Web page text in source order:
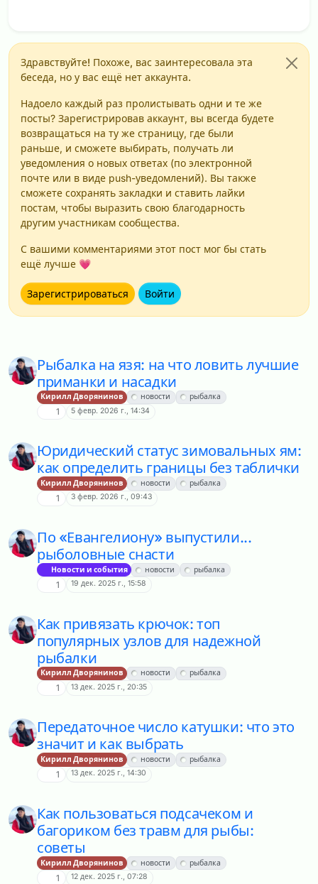
Здравствуйте! Похоже, вас заинтересовала эта
беседа, но у вас ещё нет аккаунта.
Надоело каждый раз пролистывать одни и те же
посты? Зарегистрировав аккаунт, вы всегда будете
возвращаться на ту же страницу, где были
раньше, и сможете выбирать, получать ли
уведомления о новых ответах (по электронной
почте или в виде push-уведомлений). Вы также
сможете сохранять закладки и ставить лайки
постам, чтобы выразить свою благодарность
другим участникам сообщества.
С вашими комментариями этот пост мог бы стать
ещё лучше 💗
Зарегистрироваться Войти
Рыбалка на язя: на что ловить лучшие
приманки и насадки
Кирилл Дворянинов новости рыбалка
1 5 февр. 2026 г., 14:34
Юридический статус зимовальных ям:
как определить границы без таблички
Кирилл Дворянинов новости рыбалка
1 3 февр. 2026 г., 09:43
По «Евангелиону» выпустили...
рыболовные снасти
Новости и события новости рыбалка
1 19 дек. 2025 г., 15:58
Как привязать крючок: топ
популярных узлов для надежной
рыбалки
Кирилл Дворянинов новости рыбалка
1 13 дек. 2025 г., 20:35
Передаточное число катушки: что это
значит и как выбрать
Кирилл Дворянинов новости рыбалка
1 13 дек. 2025 г., 14:30
Как пользоваться подсачеком и
багориком без травм для рыбы:
советы
Кирилл Дворянинов новости рыбалка
1 12 дек. 2025 г., 07:28